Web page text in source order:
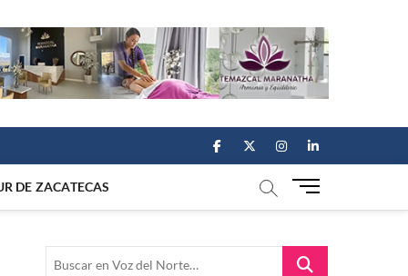
facebook
twitterinstagram
linkedin
DE ZACATECAS
M
u
B
Buscar